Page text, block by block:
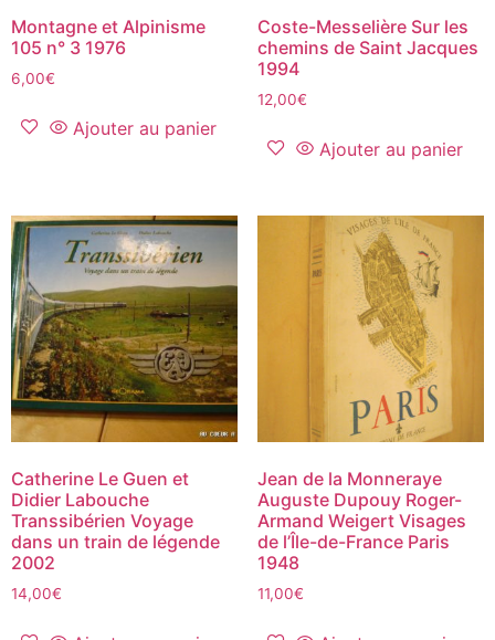
Montagne et Alpinisme
105 n° 3 1976
6,00€
Ajouter au panier
Coste-Messelière Sur les
chemins de Saint Jacques
1994
12,00€
Ajouter au panier
Catherine Le Guen et
Didier Labouche
Transsibérien Voyage
dans un train de légende
2002
14,00€
Jean de la Monneraye
Auguste Dupouy Roger-
Armand Weigert Visages
de l’Île-de-France Paris
1948
11,00€